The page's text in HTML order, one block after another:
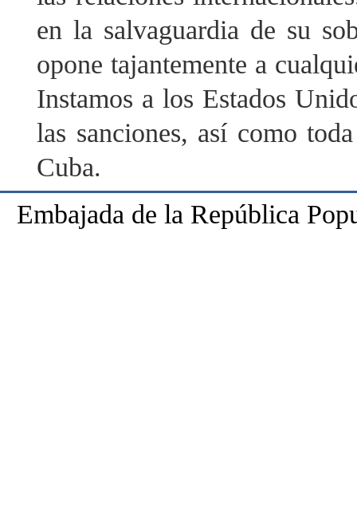
en la salvaguardia de su
opone tajantemente a
Instamos a los Estados
las sanciones, así como
Cuba.
Embajada de la República